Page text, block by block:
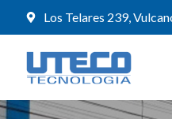
Los Telares 239,